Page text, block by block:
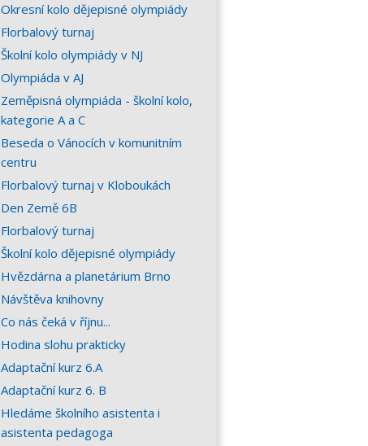
Okresní kolo dějepisné olympiády
Florbalový turnaj
Školní kolo olympiády v NJ
Olympiáda v AJ
Zeměpisná olympiáda - školní kolo,
kategorie A a C
Beseda o Vánocích v komunitním
centru
Florbalový turnaj v Kloboukách
Den Země 6B
Florbalový turnaj
Školní kolo dějepisné olympiády
Hvězdárna a planetárium Brno
Návštěva knihovny
Co nás čeká v říjnu...
Hodina slohu prakticky
Adaptační kurz 6.A
Adaptační kurz 6. B
Hledáme školního asistenta i
asistenta pedagoga